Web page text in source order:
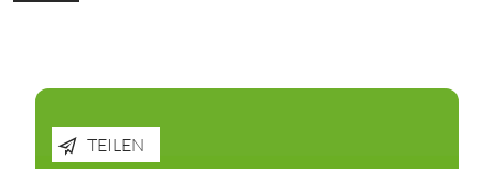
TEILEN